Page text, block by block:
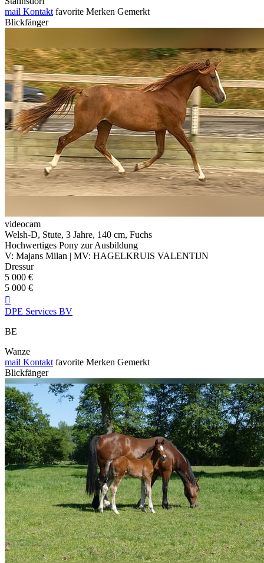
mail Kontakt favorite Merken Gemerkt
Blickfänger
videocam
Welsh-D, Stute, 3 Jahre, 140 cm, Fuchs
Hochwertiges Pony zur Ausbildung
V: Majans Milan | MV: HAGELKRUIS VALENTIJN
Dressur
5 000 €
5 000 €

DPE Services BV
BE
Wanze
mail Kontakt favorite Merken Gemerkt
Blickfänger